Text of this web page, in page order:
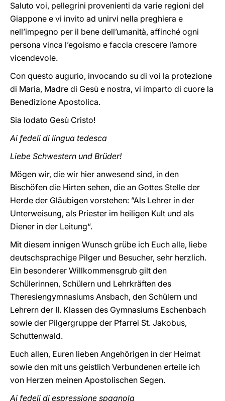
Saluto voi, pellegrini provenienti da varie regioni del
Giappone e vi invito ad unirvi nella preghiera e
nell’impegno per il bene dell’umanità, affinché ogni
persona vinca l’egoismo e faccia crescere l’amore
vicendevole.
Con questo augurio, invocando su di voi la protezione
di Maria, Madre di Gesù e nostra, vi imparto di cuore la
Benedizione Apostolica.
Sia lodato Gesù Cristo!
Ai fedeli di lingua tedesca
Liebe Schwestern und Brüder!
Mögen wir, die wir hier anwesend sind, in den
Bischöfen die Hirten sehen, die an Gottes Stelle der
Herde der Gläubigen vorstehen: ”Als Lehrer in der
Unterweisung, als Priester im heiligen Kult und als
Diener in der Leitung“.
Mit diesem innigen Wunsch grübe ich Euch alle, liebe
deutschsprachige Pilger und Besucher, sehr herzlich.
Ein besonderer Willkommensgrub gilt den
Schülerinnen, Schülern und Lehrkräften des
Theresiengymnasiums Ansbach, den Schülern und
Lehrern der II. Klassen des Gymnasiums Eschenbach
sowie der Pilgergruppe der Pfarrei St. Jakobus,
Schuttenwald.
Euch allen, Euren lieben Angehörigen in der Heimat
sowie den mit uns geistlich Verbundenen erteile ich
von Herzen meinen Apostolischen Segen.
Ai fedeli di espressione spagnola